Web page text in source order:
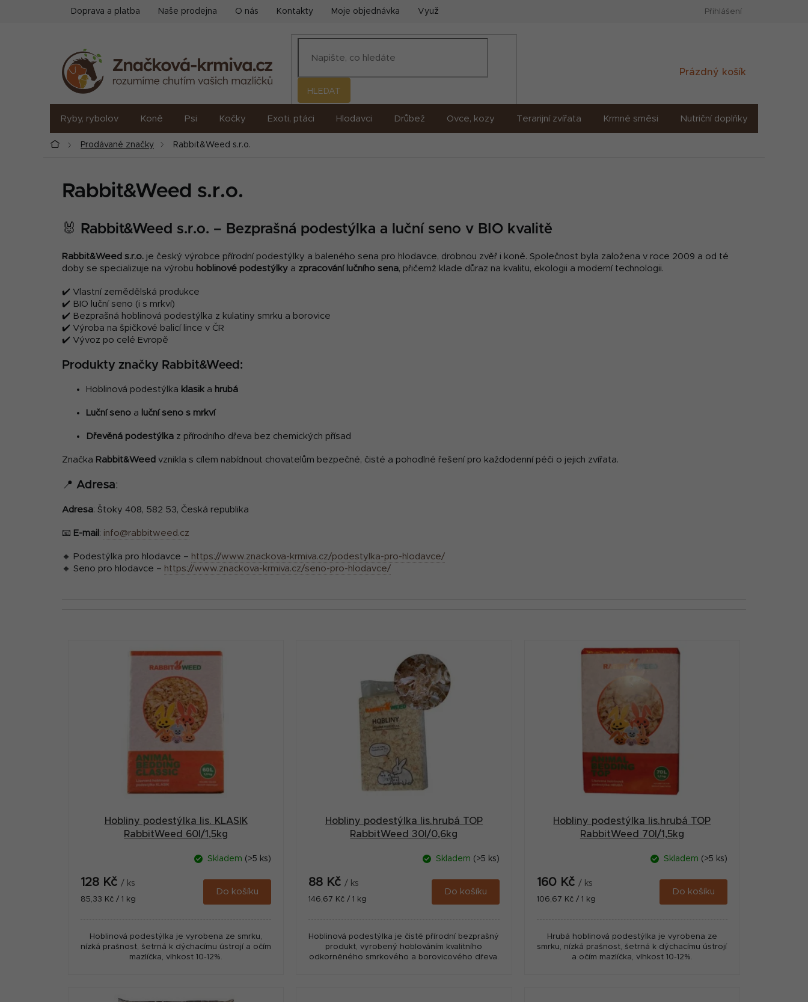
Doprava a platba Naše prodejna O nás Kontakty Moje objednávka Využití umělé inteligence (AI) Přihlášení
HLEDAT
Nákupní
Prázdný košík
Ryby, rybolov Koně Psi Kočky Exoti, ptáci Hlodavci Drůbež Ovce, kozy Terarijní zvířata Krmné směsi Nutriční doplňky
DomůProdávané značky Rabbit&Weed s.r.o.
Rabbit&Weed s.r.o.
🐰 Rabbit&Weed s.r.o. – Bezprašná podestýlka a luční seno v BIO kvalitě
Rabbit&Weed s.r.o. je český výrobce přírodní podestýlky a baleného sena pro hlodavce, drobnou zvěř i koně. Společnost byla založena v roce 2009 a od té
doby se specializuje na výrobu hoblinové podestýlky a zpracování lučního sena, přičemž klade důraz na kvalitu, ekologii a moderní technologii.
✔️ Vlastní zemědělská produkce
✔️ BIO luční seno (i s mrkví)
✔️ Bezprašná hoblinová podestýlka z kulatiny smrku a borovice
✔️ Výroba na špičkové balicí lince v ČR
✔️ Vývoz po celé Evropě
Produkty značky Rabbit&Weed:
Hoblinová podestýlka klasika hrubá
Luční seno a luční seno s mrkví
Dřevěná podestýlka z přírodního dřeva bez chemických přísad
Značka Rabbit&Weed vznikla s cílem nabídnout chovatelům bezpečné, čisté a pohodlné řešení pro každodenní péči o jejich zvířata.
📍 Adresa:
Adresa: Štoky 408, 582 53, Česká republika
📧 E-mail : info@rabbitweed.cz
🔸 Podestýlka pro hlodavce – https://www.znackova-krmiva.cz/podestylka-pro-hlodavce/
🔸 Seno pro hlodavce – https://www.znackova-krmiva.cz/seno-pro-hlodavce/
Hobliny podestýlka lis. KLASIK
RabbitWeed 60l/1,5kg
Skladem (>5 ks)
128 Kč / ks
Měrná
85,33 Kč / 1 kg
Do košíku
Hoblinová podestýlka je vyrobena ze smrku,
nízká prašnost, šetrná k dýchacímu ústrojí a očím
mazlíčka, vlhkost 10-12%.
Hobliny podestýlka lis.hrubá TOP
RabbitWeed 30l/0,6kg
Skladem (>5 ks)
88 Kč/ ks
Měrná
146,67 Kč / 1 kg
Do košíku
Hoblinová podestýlka je čistě přírodní bezprašný
produkt, vyrobený hoblováním kvalitního
odkorněného smrkového a borovicového dřeva.
Hobliny podestýlka lis.hrubá TOP
RabbitWeed 70l/1,5kg
Skladem (>5 ks)
160 Kč / ks
Měrná
106,67 Kč / 1 kg
Do košíku
Hrubá hoblinová podestýlka je vyrobena ze
smrku, nízká prašnost, šetrná k dýchacímu ústrojí
a očím mazlíčka, vlhkost 10-12%.